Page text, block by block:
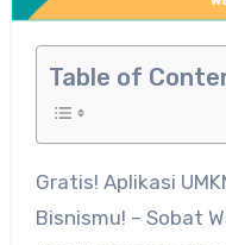
Table of
Gratis! Aplikasi UMKM Untuk Mengembangkan
Bisnismu! – Sobat